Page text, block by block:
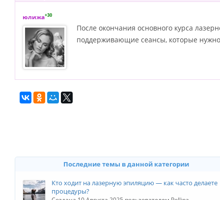
юлижа+30
После окончания основного курса
поддерживающие сеансы, которые
Последние темы в данной категории
Кто ходит на лазерную эпиляцию — как часто делаете
процедуры?